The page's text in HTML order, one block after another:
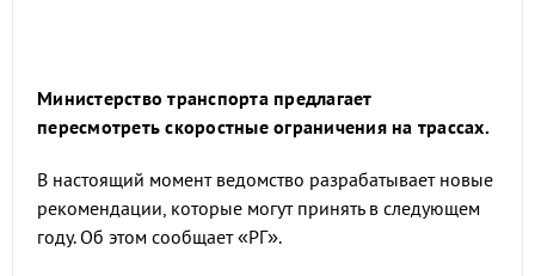
Министерство транспорта предлагает
пересмотреть скоростные ограничения на трассах.
В настоящий момент ведомство разрабатывает новые
рекомендации, которые могут принять в следующем
году. Об этом сообщает «РГ».